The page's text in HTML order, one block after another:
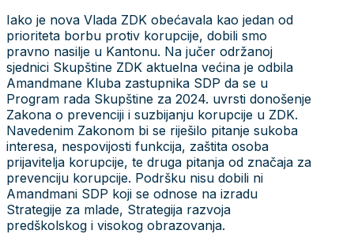
Iako je nova Vlada ZDK obećavala kao jedan od
prioriteta borbu protiv korupcije, dobili smo
pravno nasilje u Kantonu. Na jučer održanoj
sjednici Skupštine ZDK aktuelna većina je odbila
Amandmane Kluba zastupnika SDP da se u
Program rada Skupštine za 2024. uvrsti donošenje
Zakona o prevenciji i suzbijanju korupcije u ZDK.
Navedenim Zakonom bi se riješilo pitanje sukoba
interesa, nespovijosti funkcija, zaštita osoba
prijavitelja korupcije, te druga pitanja od značaja za
prevenciju korupcije. Podršku nisu dobili ni
Amandmani SDP koji se odnose na izradu
Strategije za mlade, Strategija razvoja
predškolskog i visokog obrazovanja.